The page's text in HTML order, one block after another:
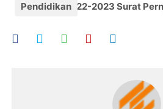
Kemenag 2022-2023 Surat
Pendidikan